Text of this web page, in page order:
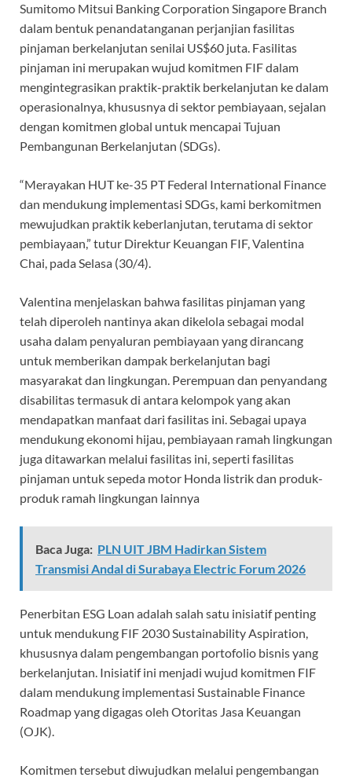
Sumitomo Mitsui Banking Corporation Singapore Branch
dalam bentuk penandatanganan perjanjian fasilitas
pinjaman berkelanjutan senilai US$60 juta. Fasilitas
pinjaman ini merupakan wujud komitmen FIF dalam
mengintegrasikan praktik-praktik berkelanjutan ke dalam
operasionalnya, khususnya di sektor pembiayaan, sejalan
dengan komitmen global untuk mencapai Tujuan
Pembangunan Berkelanjutan (SDGs).
“Merayakan HUT ke-35 PT Federal International Finance
dan mendukung implementasi SDGs, kami berkomitmen
mewujudkan praktik keberlanjutan, terutama di sektor
pembiayaan,” tutur Direktur Keuangan FIF, Valentina
Chai, pada Selasa (30/4).
Valentina menjelaskan bahwa fasilitas pinjaman yang
telah diperoleh nantinya akan dikelola sebagai modal
usaha dalam penyaluran pembiayaan yang dirancang
untuk memberikan dampak berkelanjutan bagi
masyarakat dan lingkungan. Perempuan dan penyandang
disabilitas termasuk di antara kelompok yang akan
mendapatkan manfaat dari fasilitas ini. Sebagai upaya
mendukung ekonomi hijau, pembiayaan ramah lingkungan
juga ditawarkan melalui fasilitas ini, seperti fasilitas
pinjaman untuk sepeda motor Honda listrik dan produk-
produk ramah lingkungan lainnya
Baca Juga: PLN UIT JBM Hadirkan Sistem
Transmisi Andal di Surabaya Electric Forum 2026
Penerbitan ESG Loan adalah salah satu inisiatif penting
untuk mendukung FIF 2030 Sustainability Aspiration,
khususnya dalam pengembangan portofolio bisnis yang
berkelanjutan. Inisiatif ini menjadi wujud komitmen FIF
dalam mendukung implementasi Sustainable Finance
Roadmap yang digagas oleh Otoritas Jasa Keuangan
(OJK).
Komitmen tersebut diwujudkan melalui pengembangan